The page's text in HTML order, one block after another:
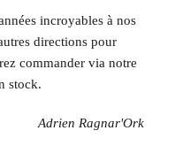
le
!
incroyables à nos
directions pour
commander via notre
stock.
Adrien Ragnar'Ork